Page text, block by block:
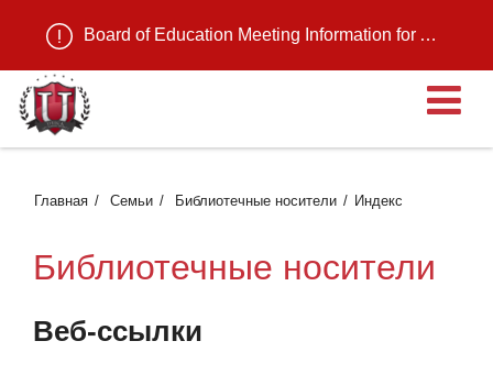
Board of Education Meeting Information for August 11, 2026
Главная Семьи Библиотечные носители Индекс
Библиотечные носители
Веб-ссылки